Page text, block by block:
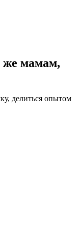
же мамам,
делиться опытом